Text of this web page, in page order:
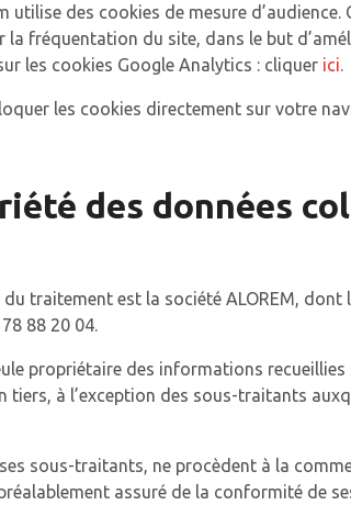
utilise des cookies de mesure
la fréquentation du site, dans le but
les cookies Google Analytics : cliquer ici.
les cookies directement sur votre
des données
du traitement est la société ALOREM,
88 20 04.
propriétaire des informations
tiers, à l’exception des sous-traitants
ses sous-traitants, ne procèdent à la
préalablement assuré de la conformité de